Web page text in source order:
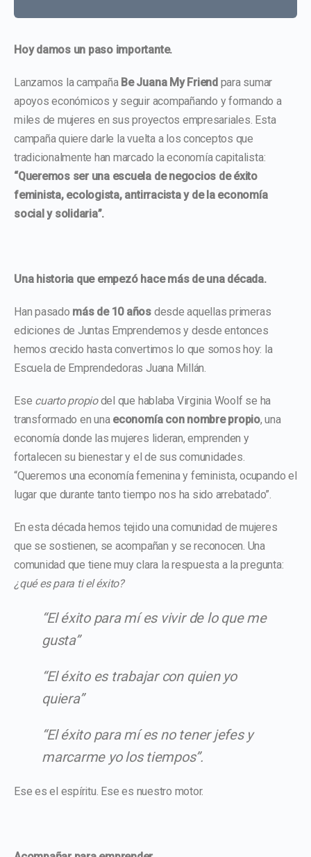
Hoy damos un paso importante.
Lanzamos la campaña Be Juana My Friendpara sumar
apoyos económicos y seguir acompañando y formando a
miles de mujeres en sus proyectos empresariales. Esta
campaña quiere darle la vuelta a los conceptos que
tradicionalmente han marcado la economía capitalista:
“Queremos ser una escuela de negocios de éxito
feminista, ecologista, antirracista y de la economía
social y solidaria”.
Una historia que empezó hace más de una década.
Han pasado más de 10 años desde aquellas primeras
ediciones de Juntas Emprendemos y desde entonces
hemos crecido hasta convertimos lo que somos hoy: la
Escuela de Emprendedoras Juana Millán.
Ese cuarto propiodel que hablaba Virginia Woolf se ha
transformado en una economía con nombre propio, una
economía donde las mujeres lideran, emprenden y
fortalecen su bienestar y el de sus comunidades.
“Queremos una economía femenina y feminista, ocupando el
lugar que durante tanto tiempo nos ha sido arrebatado”.
En esta década hemos tejido una comunidad de mujeres
que se sostienen, se acompañan y se reconocen. Una
comunidad que tiene muy clara la respuesta a la pregunta:
¿qué es para ti el éxito?
“El éxito para mí es vivir de lo que me
gusta”
“El éxito es trabajar con quien yo
quiera”
“El éxito para mí es no tener jefes y
marcarme yo los tiempos”.
Ese es el espíritu. Ese es nuestro motor.